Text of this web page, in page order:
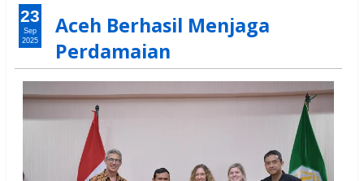
Aceh Berhasil Menjaga
Perdamaian
23
Sep
2025